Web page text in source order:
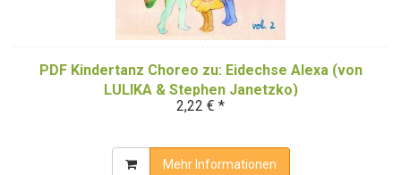
PDF Kindertanz Choreo zu: Eidechse Alexa (von
LULIKA & Stephen Janetzko)
2,22 € *
Mehr Informationen